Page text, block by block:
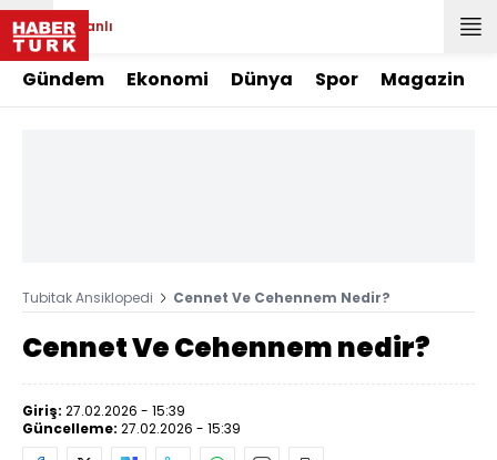
Canlı
Gündem Ekonomi Dünya Spor Magazin
Tubitak Ansiklopedi Cennet Ve Cehennem Nedir?
Cennet Ve Cehennem nedir?
Giriş: 27.02.2026 - 15:39
Güncelleme: 27.02.2026 - 15:39